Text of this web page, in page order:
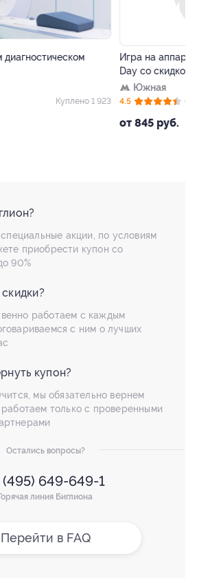
Куплено 1 923
Игра на
Day со скидкой
Южная
от 845 руб.
4.5 (38)
акции, по условиям
приобрести купон со
90%
работаем с каждым
с ним о лучших
купон?
мы обязательно вернем
только с проверенными
Остались вопросы?
(495) 649-649-1
линия Биглиона
Перейти в FAQ